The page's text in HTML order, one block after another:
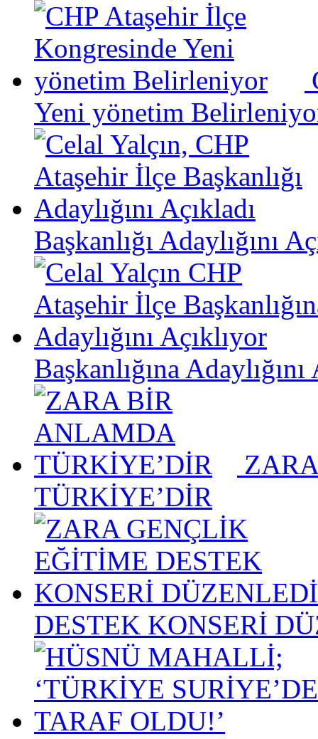
Yeni yönetim
Başkanlığı Adaylığını
Başkanlığına
TÜRKİYE’DİR
DESTEK KONSERİ